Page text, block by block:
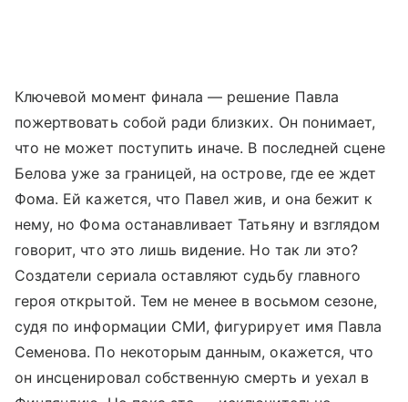
Ключевой момент финала — решение Павла
пожертвовать собой ради близких. Он понимает,
что не может поступить иначе. В последней сцене
Белова уже за границей, на острове, где ее ждет
Фома. Ей кажется, что Павел жив, и она бежит к
нему, но Фома останавливает Татьяну и взглядом
говорит, что это лишь видение. Но так ли это?
Создатели сериала оставляют судьбу главного
героя открытой. Тем не менее в восьмом сезоне,
судя по информации СМИ, фигурирует имя Павла
Семенова. По некоторым данным, окажется, что
он инсценировал собственную смерть и уехал в